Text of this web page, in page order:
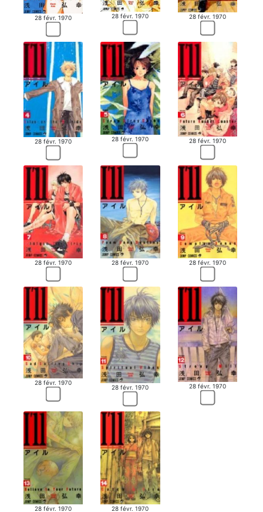
28 févr. 1970 28 févr. 1970 28 févr. 1970
28 févr. 1970 28 févr. 1970 28 févr. 1970
28 févr. 1970 28 févr. 1970 28 févr. 1970
28 févr. 1970
28 févr. 1970 28 févr. 1970
28 févr. 1970 28 févr. 1970